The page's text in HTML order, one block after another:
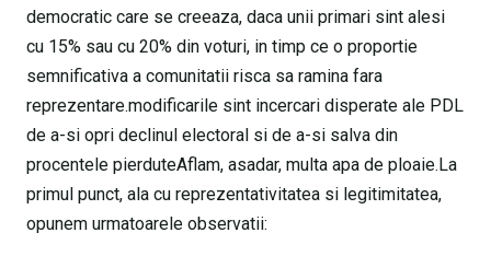
democratic care se creeaza, daca unii primari sint alesi
cu 15% sau cu 20% din voturi, in timp ce o proportie
semnificativa a comunitatii risca sa ramina fara
reprezentare.modificarile sint incercari disperate ale PDL
de a-si opri declinul electoral si de a-si salva din
procentele pierduteAflam, asadar, multa apa de ploaie.La
primul punct, ala cu reprezentativitatea si legitimitatea,
opunem urmatoarele observatii: